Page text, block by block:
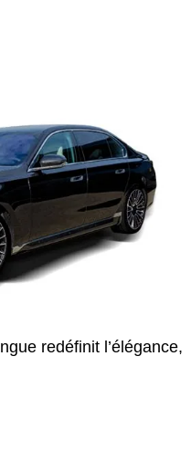
redéfinit l’élégance,